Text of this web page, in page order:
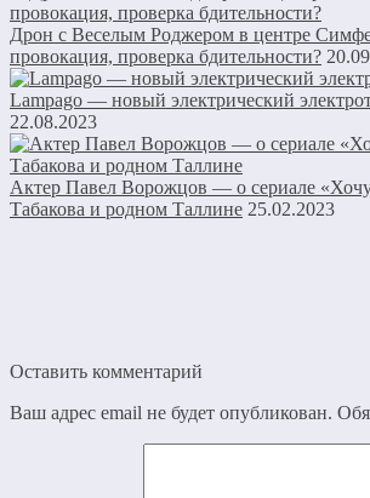
Дрон с Веселым Роджером в центре
провокация, проверка бдительности?
Lampago — новый электрический
22.08.2023
Актер Павел Ворожцов — о сериале
Табакова и родном Таллине 25.02.2023
Оставить комментарий
Ваш адрес email не будет опубликован.